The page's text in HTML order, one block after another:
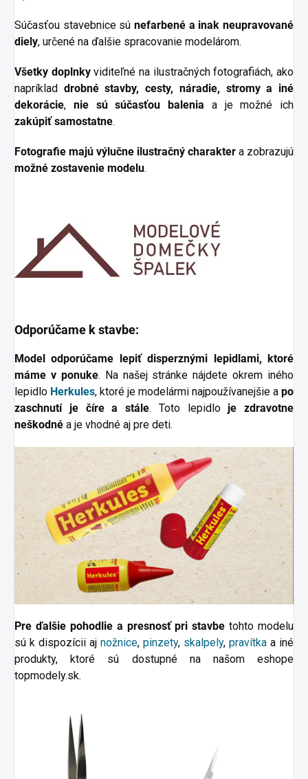
Súčasťou stavebnice sú nefarbené a inak neupravované
diely, určené na ďalšie spracovanie modelárom.
Všetky doplnkyviditeľné na ilustračných fotografiách, ako
napríklad drobné stavby, cesty, náradie, stromy a iné
dekorácie, nie sú súčasťou balenia a je možné ich
zakúpiť samostatne.
Fotografie majú výlučne ilustračný charakter a zobrazujú
možné zostavenie modelu.
Odporúčame k stavbe:
Model odporúčame lepiť disperznými lepidlami, ktoré
máme v ponuke. Na našej stránke nájdete okrem iného
lepidlo Herkules, ktoré je modelármi najpoužívanejšie a po
zaschnutí je číre a stále. Toto lepidloje zdravotne
neškodné a je vhodné aj pre deti.
Pre ďalšie pohodlie a presnosť pri stavbe tohto modelu
sú k dispozícii aj nožnice, pinzety, skalpely, pravítka a iné
produkty, ktoré sú dostupné na našom eshope
topmodely.sk.